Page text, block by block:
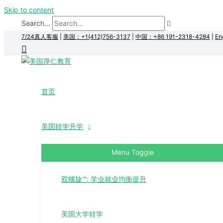
Skip to content
Search...
7/24真人客服 美国：+1(412)756-3137 中国：+86 191-2318-4284
首页
美国转学升学
Menu Toggle
双螺旋™: 学业就业均衡提升
美国大学转学